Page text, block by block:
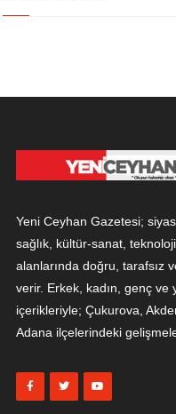
Yeni Ceyhan Gazetesi;
sağlık, kültür-sanat,
alanlarında doğru, tarafsız
verir. Erkek, kadın, genç ve
içerikleriyle; Çukurova,
Adana ilçelerindeki